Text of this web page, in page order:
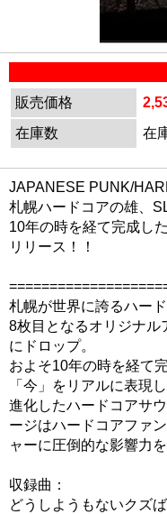
販売価格
在庫数
在
JAPANESE PUNK/
札幌ハードコアの雄、
10年の時を経て完成し
リリース！！
札幌が世界に誇るハー
8枚目となるオリジナル
にドロップ。
およそ10年の時を経て
「今」をリアルに表現
進化したハードコアサ
ージはハードコアファ
ャーに圧倒的な影響力
収録曲：
どうしようもないクズ